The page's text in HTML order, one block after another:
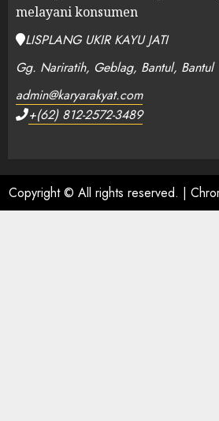
melayani konsumen
LISPLANG UKIR KAYU JATI
Gg. Nariratih, Geblag, Bantul, Bantul
admin@karyarakyat.com
+(62) 812-2572-3489
Copyright © All rights reserved. |